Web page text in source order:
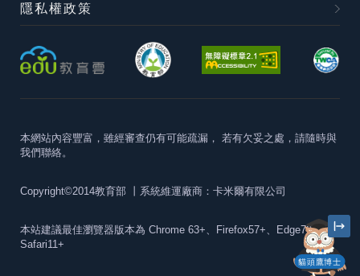
貓頭鷹博士
隱私權政策
本網站內容豐富，雖經審查仍有可能疏漏， 若有欠妥之處，請隨時與
我們聯絡。
Copyright©2014教育部 丨系統維運廠商：卡米爾有限公司
本站建議最佳瀏覽器版本為 Chrome 63+、Firefox57+、Edge79+及
Safari11+